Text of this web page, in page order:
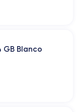
GB Blanco